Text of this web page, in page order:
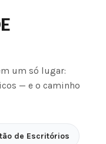
um só lugar:
— e o caminho
de Escritórios